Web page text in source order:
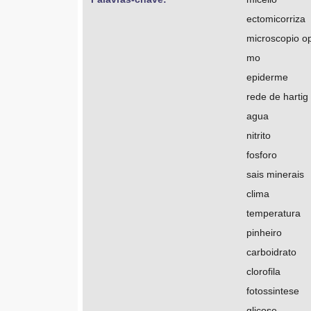
ectomicorriza
microscopio
mo
epiderme
rede de hartig
agua
nitrito
fosforo
sais minerais
clima
temperatura
pinheiro
carboidrato
clorofila
fotossintese